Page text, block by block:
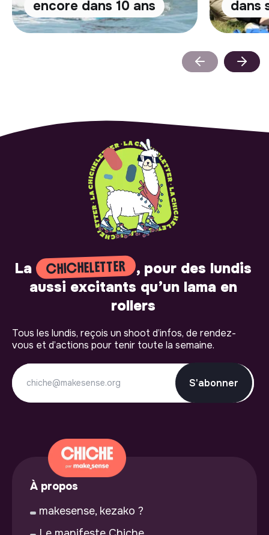
encore dans 10 ans dans
La CHICHELETTER
, pour des lundis
aussi excitants qu’un lama en
rollers
Tous les lundis, reçois un shoot d’infos, de rendez-
vous et d’actions pour tenir toute la semaine.
S'abonner
À propos
makesense, kezako ?